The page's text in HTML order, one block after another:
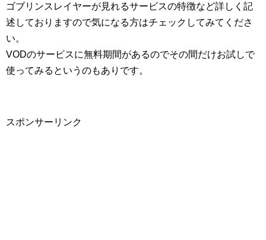
ゴブリンスレイヤーが見れるサービスの特徴など詳しく記
述しておりますので気になる方はチェックしてみてくださ
い。
VODのサービスに無料期間があるのでその間だけお試しで
使ってみるというのもありです。
スポンサーリンク